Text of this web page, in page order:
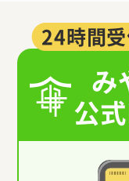
24時間
み
公